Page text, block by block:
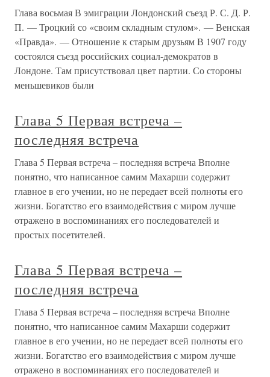
Глава восьмая В эмиграции Лондонский съезд Р. С. Д. Р.
П. — Троцкий со «своим складным стулом». — Венская
«Правда». — Отношение к старым друзьям В 1907 году
состоялся съезд российских социал-демократов в
Лондоне. Там присутствовал цвет партии. Со стороны
меньшевиков были
Глава 5 Первая встреча –
последняя встреча
Глава 5 Первая встреча – последняя встреча Вполне
понятно, что написанное самим Махарши содержит
главное в его учении, но не передает всей полноты его
жизни. Богатство его взаимодействия с миром лучше
отражено в воспоминаниях его последователей и
простых посетителей.
Глава 5 Первая встреча –
последняя встреча
Глава 5 Первая встреча – последняя встреча Вполне
понятно, что написанное самим Махарши содержит
главное в его учении, но не передает всей полноты его
жизни. Богатство его взаимодействия с миром лучше
отражено в воспоминаниях его последователей и